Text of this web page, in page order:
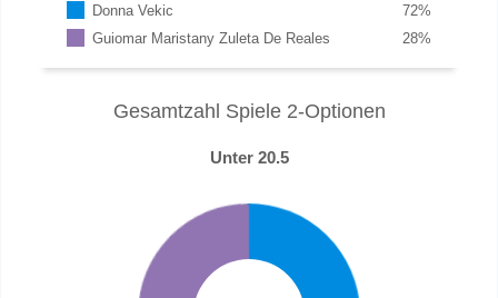
Donna Vekic %
72
Guiomar Maristany Zuleta De Reales
%
28
Gesamtzahl Spiele 2-Optionen
Unter 20.5